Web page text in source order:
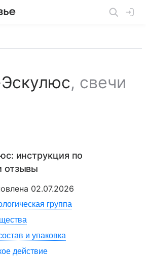
, свечи
: инструкция по
отзывы
02.07.2026
группа
и упаковка
действие